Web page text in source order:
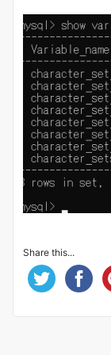
Share this...